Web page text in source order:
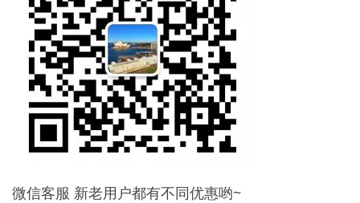
微信客服 新老用户都有不同优惠哟~